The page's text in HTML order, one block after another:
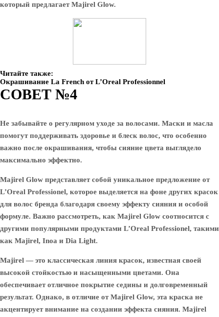
который предлагает Majirel Glow.
Читайте также:
Окрашивание La French от L’Oreal Professionnel
СОВЕТ №4
Не забывайте о регулярном уходе за волосами. Маски и масла
помогут поддерживать здоровье и блеск волос, что особенно
важно после окрашивания, чтобы сияние цвета выглядело
максимально эффектно.
Majirel Glow представляет собой уникальное предложение от
L’Oreal Professionel, которое выделяется на фоне других красок
для волос бренда благодаря своему эффекту сияния и особой
формуле. Важно рассмотреть, как Majirel Glow соотносится с
другими популярными продуктами L’Oreal Professionel, такими
как Majirel, Inoa и Dia Light.
Majirel — это классическая линия красок, известная своей
высокой стойкостью и насыщенными цветами. Она
обеспечивает отличное покрытие седины и долговременный
результат. Однако, в отличие от Majirel Glow, эта краска не
акцентирует внимание на создании эффекта сияния. Majirel